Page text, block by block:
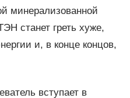
минерализованной
станет греть хуже,
и, в конце концов,
вступает в